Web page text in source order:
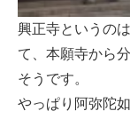
興正寺というの
て、本願寺から
そうです。
やっぱり阿弥陀